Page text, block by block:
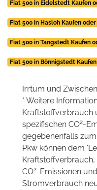
Fiat 500 in Eidelstedt Kaufen
Fiat 500 in Hasloh Kaufen
Fiat 500 in Tangstedt Kaufen
Fiat 500 in Bönnigstedt
Irrtum und
* Weitere
Kraftstoffverbrauch
spezifischen CO2-
gegebenenfalls
Pkw können dem
Kraftstoffverbrauch,
CO2-Emissionen
Stromverbrauch